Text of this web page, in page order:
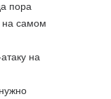
пора
на самом
на